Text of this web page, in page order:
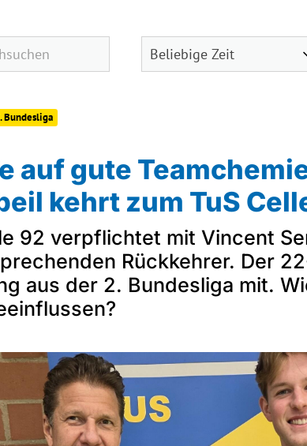
Bundesliga
auf gute
kehrt zum TuS
92 verpflichtet mit Vincent
Rückkehrer. Der
aus der 2. Bundesliga mit.
finden
Vertretungen
Sportabzeichen
Downloads
Termine
Fragen &